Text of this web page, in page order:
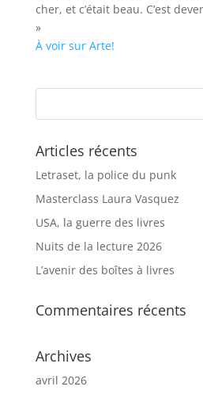
cher, et c’était beau. C’est
»
À voir sur Arte!
Articles récents
Letraset, la police du punk
Masterclass Laura Vasquez
USA, la guerre des livres
Nuits de la lecture 2026
L’avenir des boîtes à livres
Commentaires récents
Archives
avril 2026